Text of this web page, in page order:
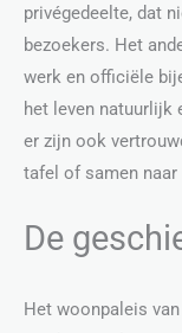
privégedeelte, dat
bezoekers. Het
werk en officiële
het leven natuurlijk
er zijn ook
tafel of samen
De
Het woonpaleis